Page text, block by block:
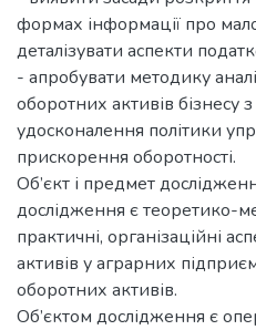
формах інформації про
деталізувати аспекти
- апробувати методику
оборотних активів
удосконалення політики
прискорення оборотності.
Об’єкт і предмет
дослідження є теоретико-
практичні, організаційні
активів у аграрних
оборотних активів.
Об’єктом дослідження є